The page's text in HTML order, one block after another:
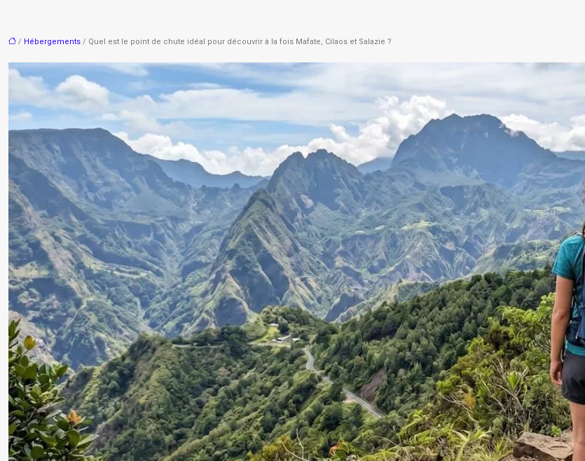
/ Hébergements / Quel est le point de chute idéal pour découvrir à la fois Mafate, Cilaos et Salazie ?